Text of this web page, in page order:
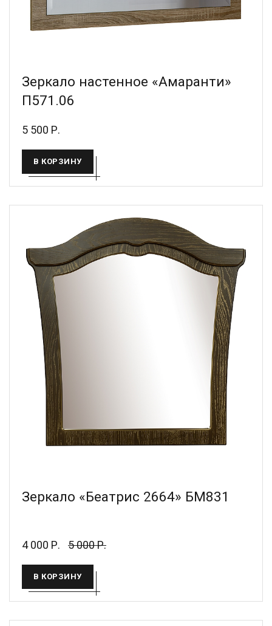
Зеркало настенное «Амаранти»
П571.06
5 500 Р.
В КОРЗИНУ
Зеркало «Беатрис 2664» БМ831
4 000 Р. 5 000 Р.
В КОРЗИНУ